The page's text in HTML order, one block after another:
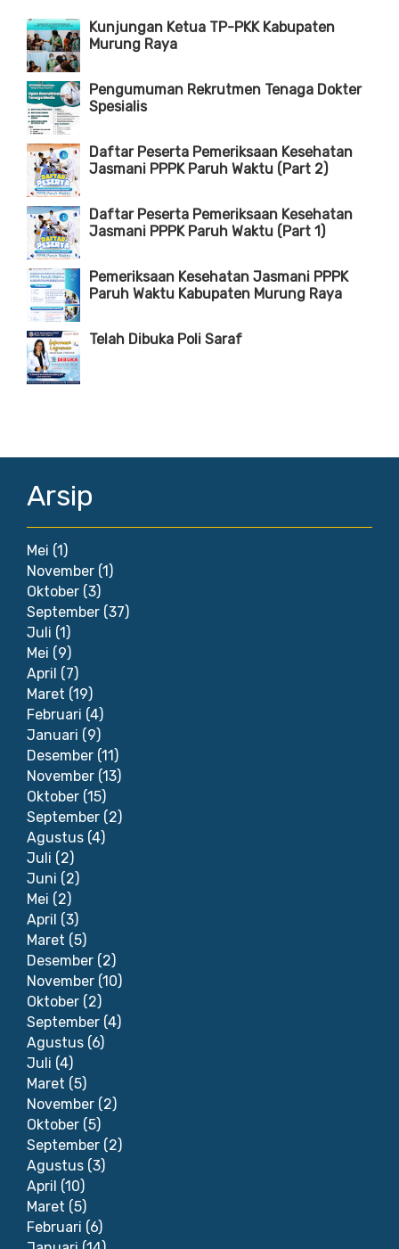
Kunjungan Ketua TP-PKK Kabupaten
Murung Raya
Pengumuman Rekrutmen Tenaga Dokter
Spesialis
Daftar Peserta Pemeriksaan Kesehatan
Jasmani PPPK Paruh Waktu (Part 2)
Daftar Peserta Pemeriksaan Kesehatan
Jasmani PPPK Paruh Waktu (Part 1)
Pemeriksaan Kesehatan Jasmani PPPK
Paruh Waktu Kabupaten Murung Raya
Telah Dibuka Poli Saraf
Arsip
Mei (1)
November (1)
Oktober (3)
September (37)
Juli (1)
Mei (9)
April (7)
Maret (19)
Februari (4)
Januari (9)
Desember (11)
November (13)
Oktober (15)
September (2)
Agustus (4)
Juli (2)
Juni (2)
Mei (2)
April (3)
Maret (5)
Desember (2)
November (10)
Oktober (2)
September (4)
Agustus (6)
Juli (4)
Maret (5)
November (2)
Oktober (5)
September (2)
Agustus (3)
April (10)
Maret (5)
Februari (6)